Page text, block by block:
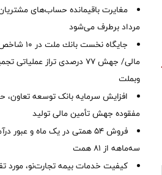
مرداد برطرف می‌شود
جایگاه نخست بانك
مالی/ جهش 77 درصدی تراز عملیاتی
وبملت
افزایش سرمایه بانک توسعه تعاون،
مفقوده جهش تأمین مالی تولید
فروش 54 همتی در یک ماه و عبور
سه‌ماهه از 81 همت
کیفیت خدمات بیمه تجارت‌نو، مورد